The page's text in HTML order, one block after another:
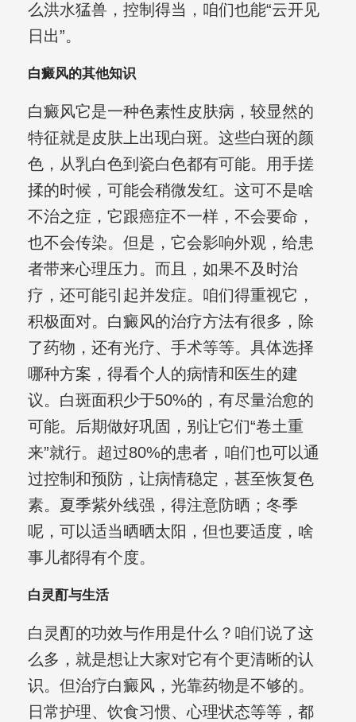
么洪水猛兽，控制得当，咱们也能“云开见
日出”。
白癜风的其他知识
白癜风它是一种色素性皮肤病，较显然的
特征就是皮肤上出现白斑。这些白斑的颜
色，从乳白色到瓷白色都有可能。用手搓
揉的时候，可能会稍微发红。这可不是啥
不治之症，它跟癌症不一样，不会要命，
也不会传染。但是，它会影响外观，给患
者带来心理压力。而且，如果不及时治
疗，还可能引起并发症。咱们得重视它，
积极面对。白癜风的治疗方法有很多，除
了药物，还有光疗、手术等等。具体选择
哪种方案，得看个人的病情和医生的建
议。白斑面积少于50%的，有尽量治愈的
可能。后期做好巩固，别让它们“卷土重
来”就行。超过80%的患者，咱们也可以通
过控制和预防，让病情稳定，甚至恢复色
素。夏季紫外线强，得注意防晒；冬季
呢，可以适当晒晒太阳，但也要适度，啥
事儿都得有个度。
白灵酊与生活
白灵酊的功效与作用是什么？咱们说了这
么多，就是想让大家对它有个更清晰的认
识。但治疗白癜风，光靠药物是不够的。
日常护理、饮食习惯、心理状态等等，都